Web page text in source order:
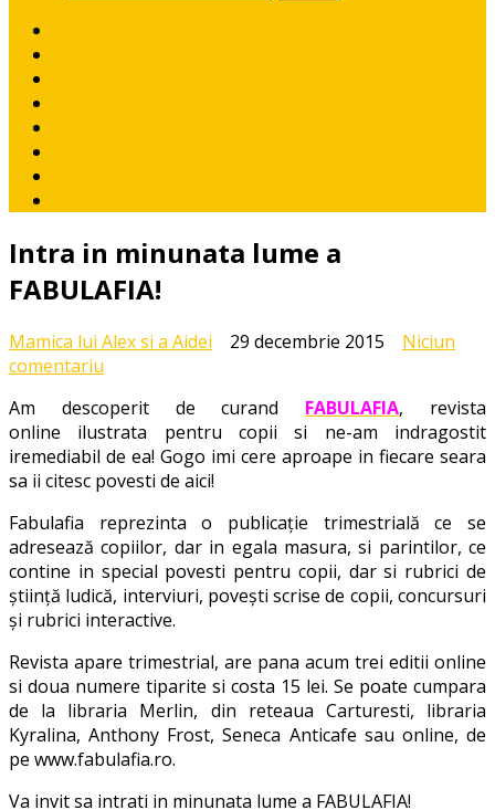
Intra in minunata lume a
FABULAFIA!
Mamica lui Alex si a Aidei 29 decembrie 2015
Niciun
comentariu
in
minunata
lume
a
FABULAFIA!
Am descoperit de curand FABULAFIA, revista
online ilustrata pentru copii si ne-am indragostit
iremediabil de ea! Gogo imi cere aproape in fiecare seara
sa ii citesc povesti de aici!
Fabulafia reprezinta o publicaţie trimestrială ce se
adresează copiilor, dar in egala masura, si parintilor, ce
contine in special povesti pentru copii, dar si rubrici de
ştiinţă ludică, interviuri, poveşti scrise de copii, concursuri
şi rubrici interactive.
Revista apare trimestrial, are pana acum trei editii online
si doua numere tiparite si costa 15 lei. Se poate cumpara
de la libraria Merlin, din reteaua Carturesti, libraria
Kyralina, Anthony Frost, Seneca Anticafe sau online, de
pe www.fabulafia.ro.
Va invit sa intrati in minunata lume a FABULAFIA!